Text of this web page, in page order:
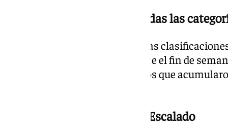
Clasificaciones finales en todas las
La competición dejó definidas las
modalidades disputadas durante el fin de
puntuación premió a los equipos que
Ganadores de la modalidad Escalado